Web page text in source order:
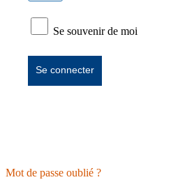
Se souvenir de moi
Mot de passe oublié ?